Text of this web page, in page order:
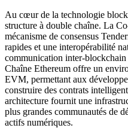
Au cœur de la technologie
structure à double chaîne. La
mécanisme de consensus
rapides et une interopérabilité
communication inter-
Chaîne Ethereum offre un
EVM, permettant aux
construire des contrats
architecture fournit une
plus grandes communautés de
actifs numériques.